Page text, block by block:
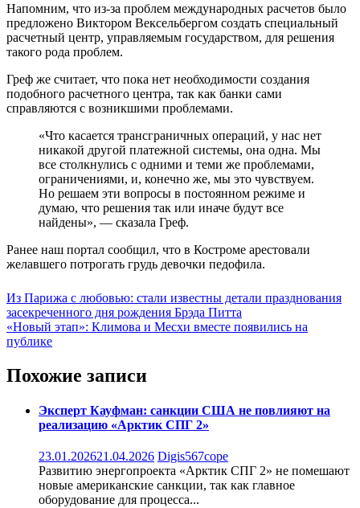
Напомним, что из-за проблем международных расчетов было
предложено Виктором Вексельбергом создать специальный
расчетный центр, управляемым государством, для решения
такого рода проблем.
Греф же считает, что пока нет необходимости создания
подобного расчетного центра, так как банки сами
справляются с возникшими проблемами.
«Что касается трансграничных операций, у нас нет
никакой другой платежной системы, она одна. Мы
все столкнулись с одними и теми же проблемами,
ограничениями, и, конечно же, мы это чувствуем.
Но решаем эти вопросы в постоянном режиме и
думаю, что решения так или иначе будут все
найдены», — сказала Греф.
Ранее наш портал сообщил, что в Костроме арестовали
желавшего потрогать грудь девочки педофила.
Навигация
по
записям
Из Парижа с любовью: стали известны детали празднования
засекреченного дня рождения Брэда Питта
«Новый этап»: Климова и Месхи вместе появились на
публике
Похожие записи
Эксперт Кауфман: санкции США не повлияют на
реализацию «Арктик СПГ 2»
23.01.202621.04.2026 Digis567cope
Развитию энергопроекта «Арктик СПГ 2» не помешают
новые американские санкции, так как главное
оборудование для процесса...